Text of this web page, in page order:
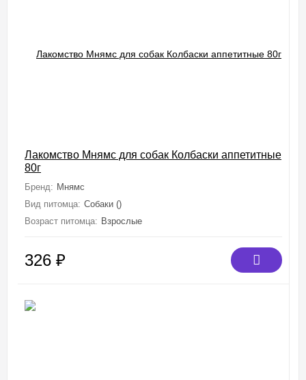
Лакомство Мнямс для собак Колбаски аппетитные
80г
Бренд: Мнямс
Вид питомца: Собаки ()
Возраст питомца: Взрослые
326 ₽